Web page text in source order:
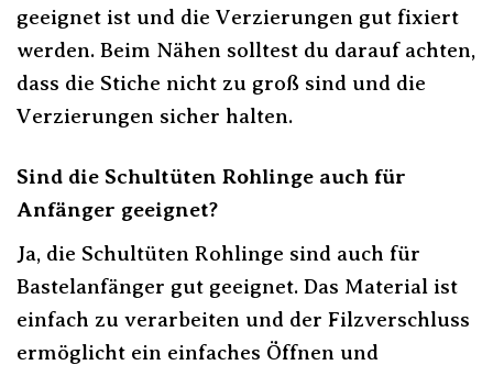
geeignet ist und die Verzierungen gut fixiert
werden. Beim Nähen solltest du darauf achten,
dass die Stiche nicht zu groß sind und die
Verzierungen sicher halten.
Sind die Schultüten Rohlinge auch für
Anfänger geeignet?
Ja, die Schultüten Rohlinge sind auch für
Bastelanfänger gut geeignet. Das Material ist
einfach zu verarbeiten und der Filzverschluss
ermöglicht ein einfaches Öffnen und